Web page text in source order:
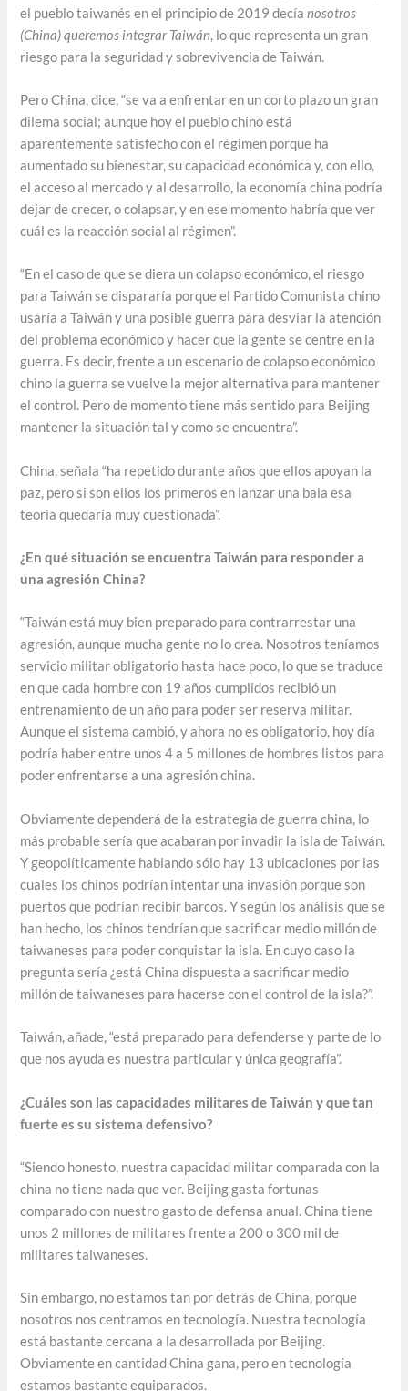
el pueblo taiwanés en el principio de 2019 decíanosotros
(China) queremos integrar Taiwán, lo que representa un gran
riesgo para la seguridad y sobrevivencia de Taiwán.
Pero China, dice, “se va a enfrentar en un corto plazo un gran
dilema social; aunque hoy el pueblo chino está
aparentemente satisfecho con el régimen porque ha
aumentado su bienestar, su capacidad económica y, con ello,
el acceso al mercado y al desarrollo, la economía china podría
dejar de crecer, o colapsar, y en ese momento habría que ver
cuál es la reacción social al régimen”.
“En el caso de que se diera un colapso económico, el riesgo
para Taiwán se dispararía porque el Partido Comunista chino
usaría a Taiwán y una posible guerra para desviar la atención
del problema económico y hacer que la gente se centre en la
guerra. Es decir, frente a un escenario de colapso económico
chino la guerra se vuelve la mejor alternativa para mantener
el control. Pero de momento tiene más sentido para Beijing
mantener la situación tal y como se encuentra”.
China, señala “ha repetido durante años que ellos apoyan la
paz, pero si son ellos los primeros en lanzar una bala esa
teoría quedaría muy cuestionada”.
¿En qué situación se encuentra Taiwán para responder a
una agresión China?
“Taiwán está muy bien preparado para contrarrestar una
agresión, aunque mucha gente no lo crea. Nosotros teníamos
servicio militar obligatorio hasta hace poco, lo que se traduce
en que cada hombre con 19 años cumplidos recibió un
entrenamiento de un año para poder ser reserva militar.
Aunque el sistema cambió, y ahora no es obligatorio, hoy día
podría haber entre unos 4 a 5 millones de hombres listos para
poder enfrentarse a una agresión china.
Obviamente dependerá de la estrategia de guerra china, lo
más probable sería que acabaran por invadir la isla de Taiwán.
Y geopolíticamente hablando sólo hay 13 ubicaciones por las
cuales los chinos podrían intentar una invasión porque son
puertos que podrían recibir barcos. Y según los análisis que se
han hecho, los chinos tendrían que sacrificar medio millón de
taiwaneses para poder conquistar la isla. En cuyo caso la
pregunta sería ¿está China dispuesta a sacrificar medio
millón de taiwaneses para hacerse con el control de la isla?”.
Taiwán, añade, “está preparado para defenderse y parte de lo
que nos ayuda es nuestra particular y única geografía”.
¿Cuáles son las capacidades militares de Taiwán y que tan
fuerte es su sistema defensivo?
“Siendo honesto, nuestra capacidad militar comparada con la
china no tiene nada que ver. Beijing gasta fortunas
comparado con nuestro gasto de defensa anual. China tiene
unos 2 millones de militares frente a 200 o 300 mil de
militares taiwaneses.
Sin embargo, no estamos tan por detrás de China, porque
nosotros nos centramos en tecnología. Nuestra tecnología
está bastante cercana a la desarrollada por Beijing.
Obviamente en cantidad China gana, pero en tecnología
estamos bastante equiparados.